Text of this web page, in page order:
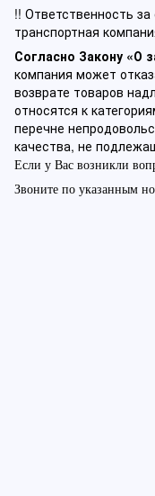
!! Ответственность
транспортная
Согласно Закону «О
компания может
возврате товаров
относятся к
перечне
качества, не
Если у Вас возникли
Звоните по указанным